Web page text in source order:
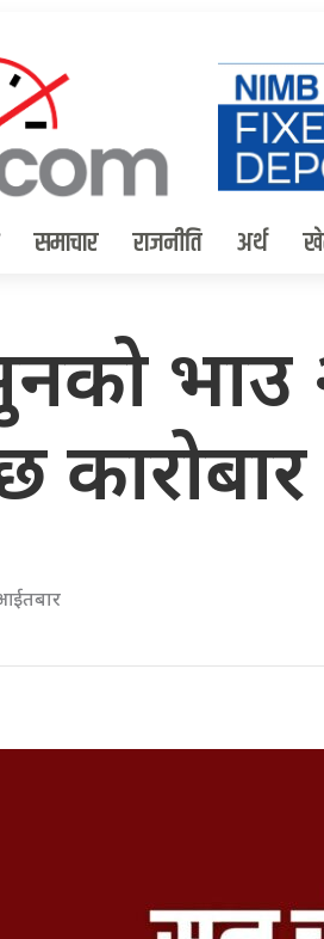
समाचार राजनीति अर्थ
भाउ